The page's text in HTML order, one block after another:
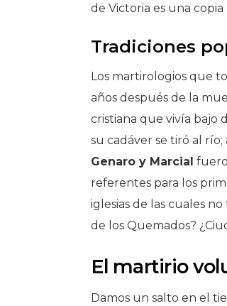
de Victoria es una
Tradiciones
Los martirologios que
años después de la
cristiana que vivía bajo
su cadáver se tiró al río;
Genaro y Marcial
referentes para los
iglesias de las cuales
de los Quemados?
El martirio
Damos un salto en el